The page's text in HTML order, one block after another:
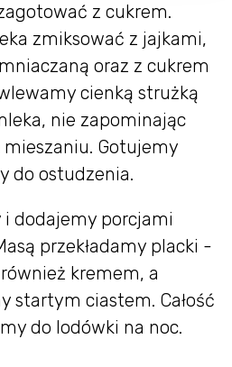
z cukrem.
zmiksować z jajkami,
oraz z cukrem
cienką strużką
nie zapominając
Gotujemy
do ostudzenia.
dodajemy porcjami
przekładamy placki -
kremem, a
startym ciastem. Całość
do lodówki na noc.